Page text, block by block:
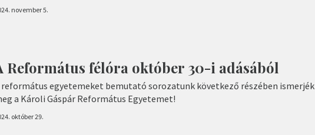
november 5.
Református félóra október 30-i adásából
református egyetemeket bemutató sorozatunk következő részében ismerjék
a Károli Gáspár Református Egyetemet!
október 29.